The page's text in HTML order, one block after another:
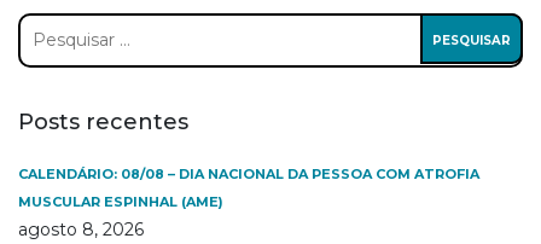
Pesquisar
por:
Posts recentes
CALENDÁRIO: 08/08 – DIA NACIONAL DA PESSOA COM ATROFIA
MUSCULAR ESPINHAL (AME)
agosto 8, 2026